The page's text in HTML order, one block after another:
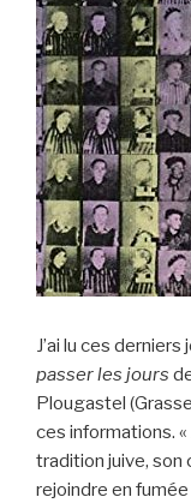
J’ai lu ces derniers
passer les jours
Plougastel
ces informations.
tradition juive, son
rejoindre en